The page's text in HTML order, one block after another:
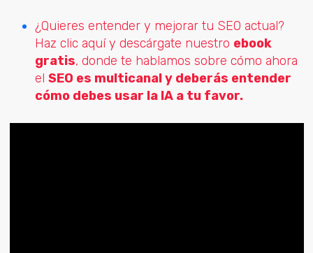
¿Quieres entender y mejorar tu SEO actual?
Haz clic aquí y descárgate nuestro ebook
gratis, donde te hablamos sobre cómo ahora
el SEO es multicanal y deberás entender
cómo debes usar la IA a tu favor.